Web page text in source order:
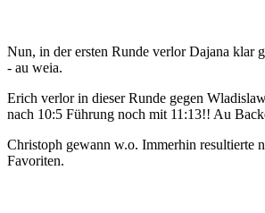
Nun, in der ersten Runde verlor Dajana klar
- au weia.
Erich verlor in dieser Runde gegen
nach 10:5 Führung noch mit 11:13!! Au
Christoph gewann w.o. Immerhin resultierte
Favoriten.